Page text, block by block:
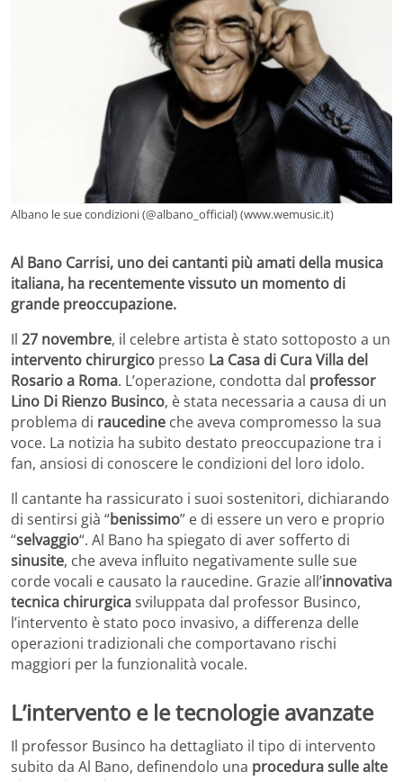
Albano le sue condizioni (@albano_official) (www.wemusic.it)
Al Bano Carrisi, uno dei cantanti più amati della musica
italiana, ha recentemente vissuto un momento di
grande preoccupazione.
Il 27 novembre, il celebre artista è stato sottoposto a un
intervento chirurgico presso La Casa di Cura Villa del
Rosario a Roma. L’operazione, condotta dal professor
Lino Di Rienzo Businco, è stata necessaria a causa di un
problema di raucedine che aveva compromesso la sua
voce. La notizia ha subito destato preoccupazione tra i
fan, ansiosi di conoscere le condizioni del loro idolo.
Il cantante ha rassicurato i suoi sostenitori, dichiarando
di sentirsi già “benissimo” e di essere un vero e proprio
“selvaggio“. Al Bano ha spiegato di aver sofferto di
sinusite, che aveva influito negativamente sulle sue
corde vocali e causato la raucedine. Grazie all’innovativa
tecnica chirurgicasviluppata dal professor Businco,
l’intervento è stato poco invasivo, a differenza delle
operazioni tradizionali che comportavano rischi
maggiori per la funzionalità vocale.
L’intervento e le tecnologie avanzate
Il professor Businco ha dettagliato il tipo di intervento
subito da Al Bano, definendolo una procedura sulle alte